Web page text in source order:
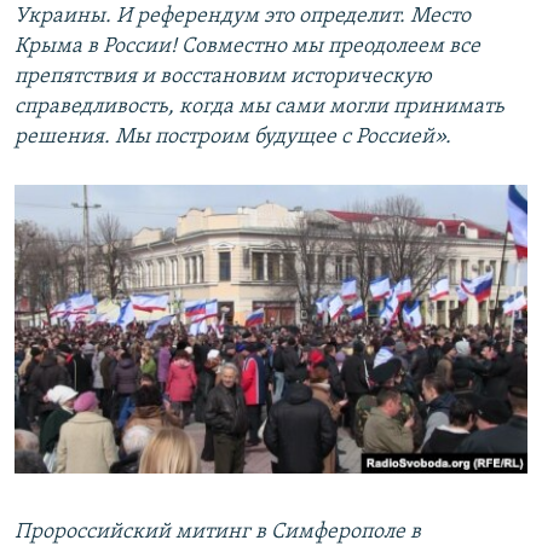
Украины. И референдум это определит. Место
Крыма в России! Совместно мы преодолеем все
препятствия и восстановим историческую
справедливость, когда мы сами могли принимать
решения. Мы построим будущее с Россией».
Пророссийский митинг в Симферополе в